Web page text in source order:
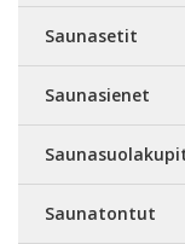
Saunasetit
Saunasienet
Saunatontut